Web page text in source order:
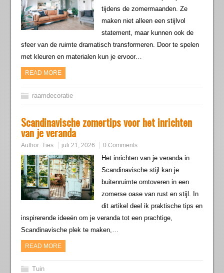
tijdens de zomermaanden. Ze
maken niet alleen een stijlvol
statement, maar kunnen ook de
sfeer van de ruimte dramatisch transformeren. Door te spelen
met kleuren en materialen kun je ervoor…
READ MORE
raamdecoratie
Scandinavische zomertips voor het inrichten
van je veranda
Author:Ties juli 21, 2026 0 Comments
Het inrichten van je veranda in
Scandinavische stijl kan je
buitenruimte omtoveren in een
zomerse oase van rust en stijl. In
dit artikel deel ik praktische tips en
inspirerende ideeën om je veranda tot een prachtige,
Scandinavische plek te maken,…
READ MORE
Tuin